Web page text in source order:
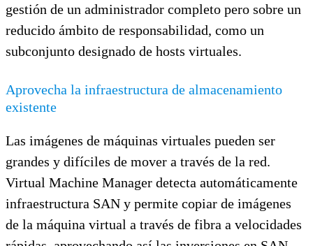
gestión de un administrador completo pero sobre un
reducido ámbito de responsabilidad, como un
subconjunto designado de hosts virtuales.
Aprovecha la infraestructura de almacenamiento
existente
Las imágenes de máquinas virtuales pueden ser
grandes y difíciles de mover a través de la red.
Virtual Machine Manager detecta automáticamente
infraestructura SAN y permite copiar de imágenes
de la máquina virtual a través de fibra a velocidades